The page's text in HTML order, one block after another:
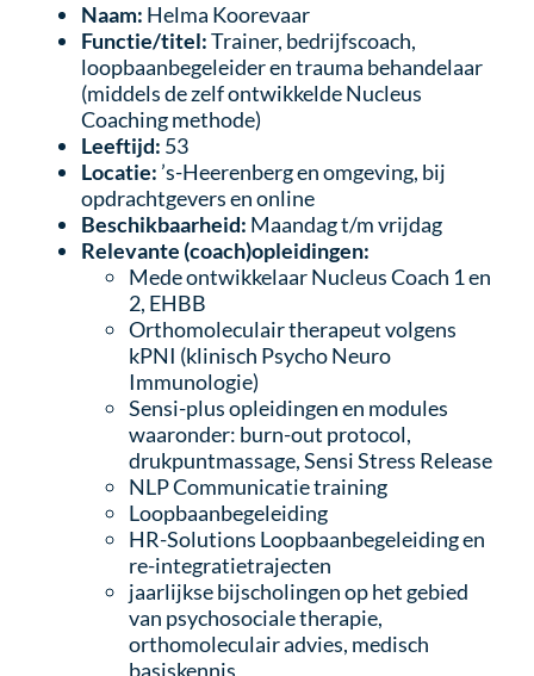
Naam: Helma Koorevaar
Functie/titel:Trainer, bedrijfscoach,
loopbaanbegeleider en trauma behandelaar
(middels de zelf ontwikkelde Nucleus
Coaching methode)
Leeftijd: 53
Locatie: ’s-Heerenberg en omgeving, bij
opdrachtgevers en online
Beschikbaarheid: Maandag t/m vrijdag
Relevante (coach)opleidingen:
Mede ontwikkelaar Nucleus Coach 1 en
2, EHBB
Orthomoleculair therapeut volgens
kPNI (klinisch Psycho Neuro
Immunologie)
Sensi-plus opleidingen en modules
waaronder: burn-out protocol,
drukpuntmassage, Sensi Stress Release
NLP Communicatie training
Loopbaanbegeleiding
HR-Solutions Loopbaanbegeleiding en
re-integratietrajecten
jaarlijkse bijscholingen op het gebied
van psychosociale therapie,
orthomoleculair advies, medisch
basiskennis